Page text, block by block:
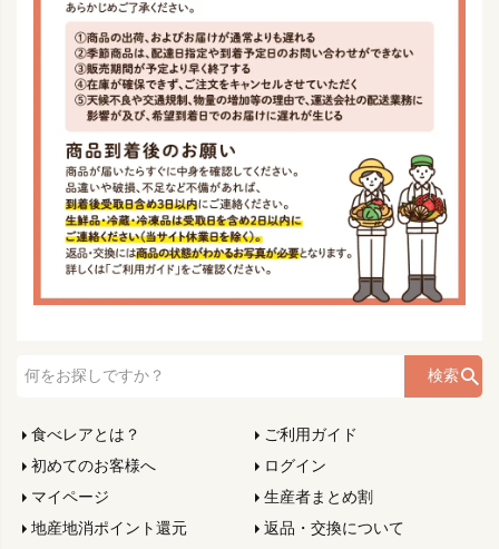
検索
食べレアとは？
ご利用ガイド
初めてのお客様へ
ログイン
マイページ
生産者まとめ割
地産地消ポイント還元
返品・交換について